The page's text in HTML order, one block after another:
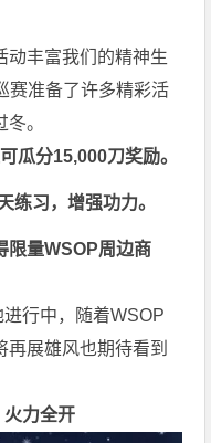
丰富我们的精神生
赛准备了许多精彩活
。
瓜分15,000刀奖励。
练习，增强功力。
量WSOP周边商
行中，随着WSOP
展雄风也期待看到
火力全开